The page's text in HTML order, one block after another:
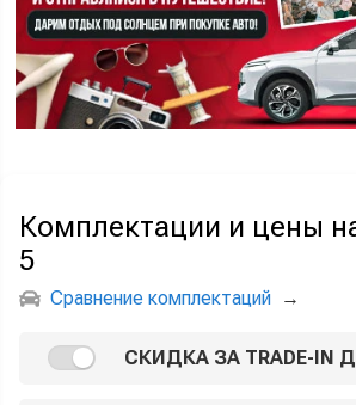
Комплектации и цены
5
Сравнение комплектаций →
СКИДКА ЗА TRADE-IN